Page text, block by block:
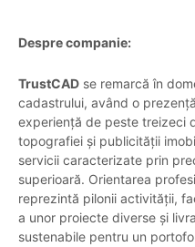
Despre companie:
TrustCAD se remarcă în
cadastrului, având o
experiență de peste treizeci
topografiei și publicității
servicii caracterizate prin
superioară. Orientarea
reprezintă pilonii activității,
a unor proiecte diverse și
sustenabile pentru un